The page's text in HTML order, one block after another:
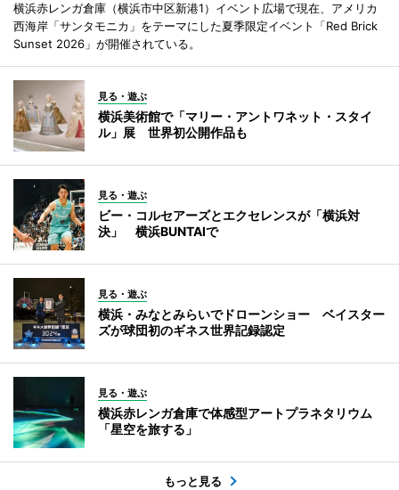
横浜赤レンガ倉庫（横浜市中区新港1）イベント広場で現在、アメリカ
西海岸「サンタモニカ」をテーマにした夏季限定イベント「Red Brick
Sunset 2026」が開催されている。
見る・遊ぶ
横浜美術館で「マリー・アントワネット・スタイ
ル」展 世界初公開作品も
見る・遊ぶ
ビー・コルセアーズとエクセレンスが「横浜対
決」 横浜BUNTAIで
見る・遊ぶ
横浜・みなとみらいでドローンショー ベイスター
ズが球団初のギネス世界記録認定
見る・遊ぶ
横浜赤レンガ倉庫で体感型アートプラネタリウム
「星空を旅する」
もっと見る